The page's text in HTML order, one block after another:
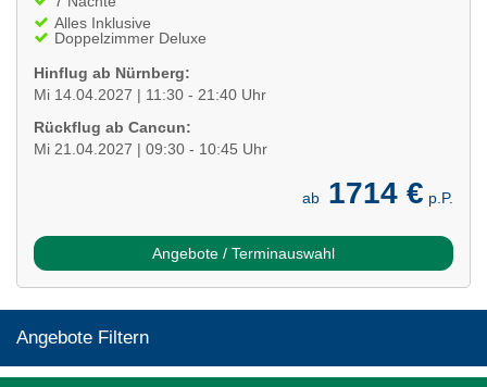
Alles Inklusive
Doppelzimmer Deluxe
Hinflug ab Nürnberg:
Mi 14.04.2027 | 11:30 - 21:40 Uhr
Rückflug ab Cancun:
Mi 21.04.2027 | 09:30 - 10:45 Uhr
ab 1714 € p.P.
Angebote / Terminauswahl
Angebote Filtern